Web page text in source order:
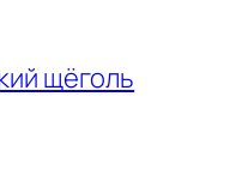
щёголь